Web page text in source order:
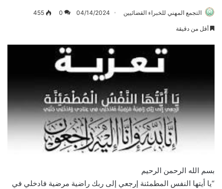
التجمع المهني للخبراء القضائيين 04/14/2024
0
455
أقل من دقيقة
بسم الله الرحمن الرحيم
“يا أيتها النفس المطمئنة إرجعي إلى ربك راضية مرضية فادخلي في